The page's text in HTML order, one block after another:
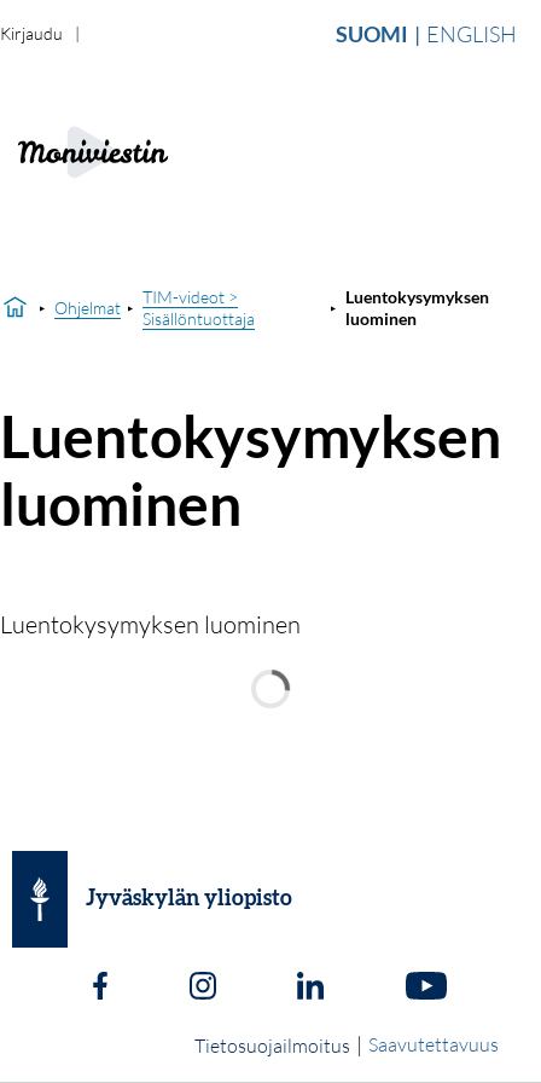
SUOMI ENGLISH
Kirjaudu
Ohjelmat
TIM-videot >
Sisällöntuottaja
Luentokysymyksen
luominen
Luentokysymyksen
luominen
Luentokysymyksen luominen
Jyväskylän yliopisto
Tietosuojailmoitus | Saavutettavuus